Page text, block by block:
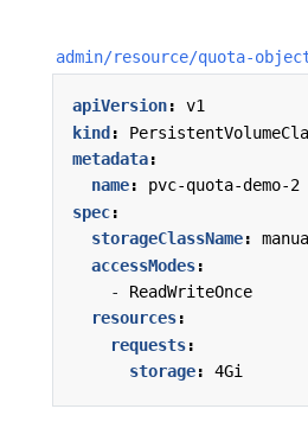
admin/resource/quota-
apiVersion:
v1
kind :
metadata:
name:
pvc-quota-demo-2
spec:
storageClassName:
accessModes:
- ReadWriteOnce
resources:
requests:
storage: 4Gi